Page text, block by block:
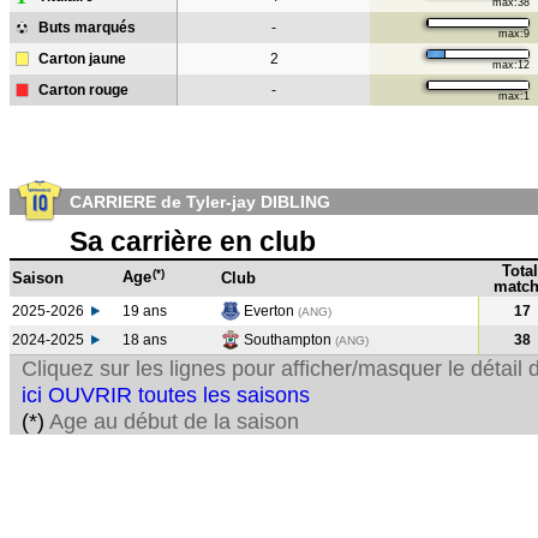
max:38
Buts marqués - max:9
Carton jaune 2 max:12
Carton rouge - max:1
CARRIERE de Tyler-jay DIBLING
Sa carrière en club
Saison Age(*) Club
Total
2025-2026 19 ans Everton (ANG)
17
2024-2025
18 ans Southampton (ANG) 38
Cliquez sur les lignes pour afficher/masquer le détail
ici OUVRIR toutes les saisons
(*) Age au début de la saison